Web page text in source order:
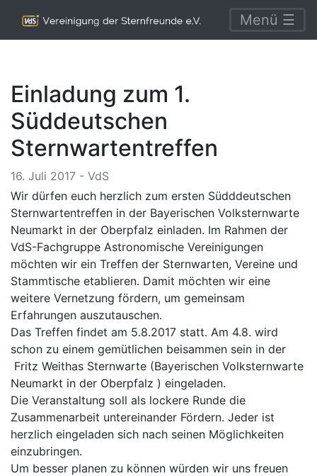
Menü ☰
Einladung zum 1.
Süddeutschen
Sternwartentreffen
16. Juli 2017 - VdS
Wir dürfen euch herzlich zum ersten Südddeutschen
Sternwartentreffen in der Bayerischen Volksternwarte
Neumarkt in der Oberpfalz einladen. Im Rahmen der
VdS-Fachgruppe Astronomische Vereinigungen
möchten wir ein Treffen der Sternwarten, Vereine und
Stammtische etablieren. Damit möchten wir eine
weitere Vernetzung fördern, um gemeinsam
Erfahrungen auszutauschen.
Das Treffen findet am 5.8.2017 statt. Am 4.8. wird
schon zu einem gemütlichen beisammen sein in der
Fritz Weithas Sternwarte (Bayerischen Volksternwarte
Neumarkt in der Oberpfalz ) eingeladen.
Die Veranstaltung soll als lockere Runde die
Zusammenarbeit untereinander Fördern. Jeder ist
herzlich eingeladen sich nach seinen Möglichkeiten
einzubringen.
Um besser planen zu können würden wir uns freuen